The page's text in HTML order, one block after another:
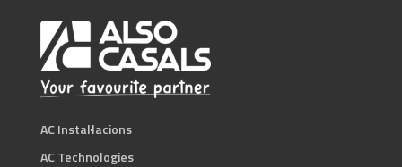
AC Instal·lacions
AC Technologies